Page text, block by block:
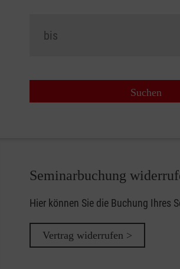
Seminarbuchung
Hier können Sie die Buchung Ihres
Vertrag widerrufen >